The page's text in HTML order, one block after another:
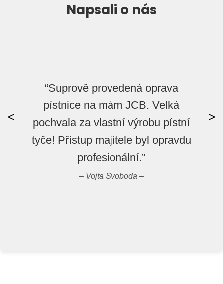
Napsali o nás
“Suprově provedená oprava
pístnice na mám JCB. Velká
pochvala za vlastní výrobu pístní
tyče! Přístup majitele byl opravdu
profesionální.”
– Vojta Svoboda –
< >